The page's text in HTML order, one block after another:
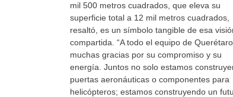
mil 500 metros cuadrados, que eleva su
superficie total a 12 mil metros cuadrados,
resaltó, es un símbolo tangible de esa
compartida. “A todo el equipo de Querétaro,
muchas gracias por su compromiso y su
energía. Juntos no solo estamos
puertas aeronáuticas o componentes para
helicópteros; estamos construyendo un